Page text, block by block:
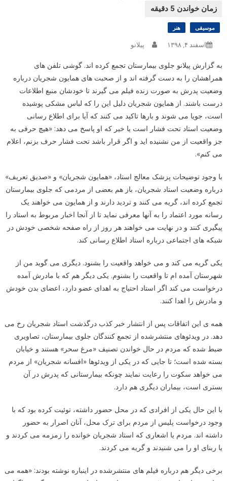
موسیقی هنر
اسفند ۴, ۱۳۹۸ پیلانو
به گزارش پیلانو جلوی بیمارستان تجمع کرده اند. گوشی تلفن های
همراهشان را به دست گرفته اند و از صحبت های همایون شجریان درباره
وضعیت پدرش به صورت زنده فیلم می گیرند تا خودشان منبع اطلاعات
درست باشند. از همایون شجریان دلیل این را که لباس مشکی پوشیده
است، جویا می شوند و بارها تاکید می کنند که آیا برای اطلاع رسانی
وضعیت استاد تحت فشار است یا خیر که او پاسخ می دهد: «هیچ حرفی به
جز واقعیت از من نشنیده اید و اگر قرار باشد تحت فشار حرف بزنم، اعلام
می کنم».
با وجود توضیحات پزشک معالج استاد، «همایون شجریان» و «صدیق تعریف»
درباره وضعیت استاد شجریان، باز هم بعضی از مردمی که جلوی بیمارستان
تجمع کرده اند، گریه می کنند و تردید دارند و از همایون می خواهند یک
رسانه مورد اعتماد را به آنها معرفی نماید تا از آنجا اخبار مربوط به استاد را
پیگیری کنند و در نهایت می خواهند هر روز از راه صفحه شخصی خودش در
شبکه های اجتماعی درباره استاد اطلاع رسانی کند.
یکی گریه می کند و می خواهد واقعیت را بشنود. دیگری می گوید من از
شهرستان آمده ام تا واقعیت را بشنوم. یکی دیگر هم که با مادرش آمده
درخواست می کند اگر استاد احتیاج به اهدای عضو دارد، اعضای بدن خودش
و مادرش را اهدا کنند.
همه ی این اتفاقات پس از انتشار خبر کذب درگذشت استاد شجریان رخ می
دهد. در ویدئوهای منتشرشده از تجمع کنندگان جلوی بیمارستان، تصاویری
ضبط شده که مردم در حال خواندن تصنیف «مرغ سحر» هستند و خیابان
بسته شده است؛ تا جایی که در یکی از ویدئوها «افسانه شجریان» از مردم
می خواهد سکوت را رعایت نمایند چونکه بیمارستانی که پدرش در آن
بستری است، بیماران دیگری هم دارد.
با این حال یکی از افرادی که در محل حضور داشته، توئیت کرده بود که با
وجود درخواست پلیس از مردم برای ترک محل، آنان اصرار به حضور
داشته اند. مردم یا اشعاری که استاد شجریان خوانده را زمزمه می کردند و
یا ربنای او را می شنیدند و گریه می کردند.
برخی دیگر هم درباره فیلم های منتشرشده در اینباره نوشته بودند: «همه می